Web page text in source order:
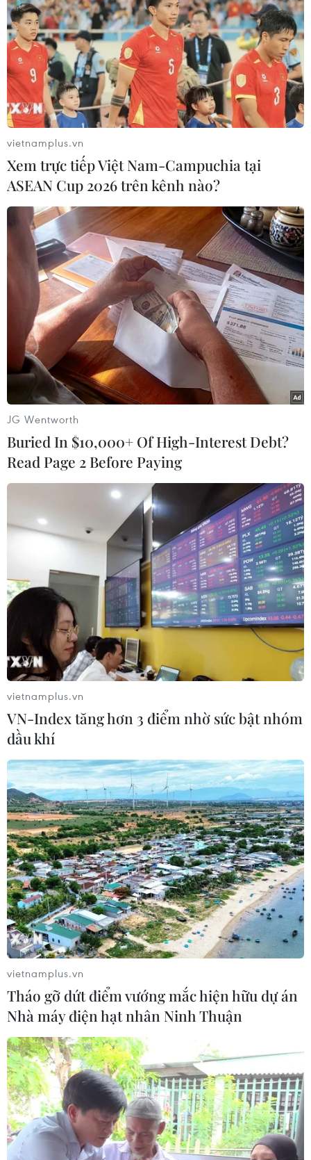
Khơi thông "dòng chảy" huy động tối đa
nguồn lực cho đầu tư phát triển
28/03/2025 11:24
Nhằm chủ động chuẩn bị nguồn lực cho đất nước bước
vào kỷ nguyên phát triển mới, Bộ Tài chính đặt trọng tâm
vào việc huy động mọi nguồn tài chính trong và ngoài
nước, trong đó có các quỹ đầu tư.
Tỷ giá ngày 28/3: Đồng USD và nhân dân tệ
quay đầu đi lên
28/03/2025 01:56
Giá USD tại Vietcombank và BIDV quay đầu tăng giá so
với sáng 27/3, đều được niêm yết ở mức 25.400-25.760
VND/USD (mua vào-bán ra), tăng 10 đồng ở cả chiều
mua và bán.
vietnamplus.vn
Xem trực tiếp Việt Nam-Campuchia tại
ASEAN Cup 2026 trên kênh nào?
JG Wentworth
Buried In $10,000+ Of High-Interest Debt?
Read Page 2 Before Paying
vietnamplus.vn
VN-Index tăng hơn 3 điểm nhờ sức bật nhóm
dầu khí
vietnamplus.vn
Tháo gỡ dứt điểm vướng mắc hiện hữu dự án
Nhà máy điện hạt nhân Ninh Thuận